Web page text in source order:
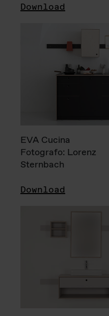
Download
EVA Cucina
Fotografo: Lorenz
Sternbach
Download